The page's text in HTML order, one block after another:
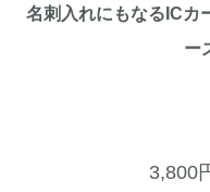
名刺入れにもなるICカ
ー
3,800